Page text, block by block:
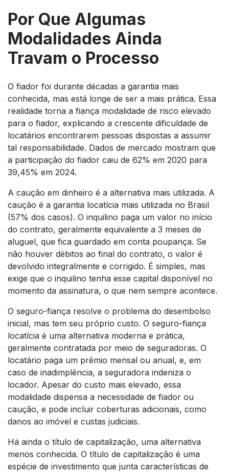
Por Que Algumas
Modalidades Ainda
Travam o Processo
O fiador foi durante décadas a garantia mais
conhecida, mas está longe de ser a mais prática. Essa
realidade torna a fiança modalidade de risco elevado
para o fiador, explicando a crescente dificuldade de
locatários encontrarem pessoas dispostas a assumir
tal responsabilidade. Dados de mercado mostram que
a participação do fiador caiu de 62% em 2020 para
39,45% em 2024.
A caução em dinheiro é a alternativa mais utilizada. A
caução é a garantia locatícia mais utilizada no Brasil
(57% dos casos). O inquilino paga um valor no início
do contrato, geralmente equivalente a 3 meses de
aluguel, que fica guardado em conta poupança. Se
não houver débitos ao final do contrato, o valor é
devolvido integralmente e corrigido. É simples, mas
exige que o inquilino tenha esse capital disponível no
momento da assinatura, o que nem sempre acontece.
O seguro-fiança resolve o problema do desembolso
inicial, mas tem seu próprio custo. O seguro-fiança
locatícia é uma alternativa moderna e prática,
geralmente contratada por meio de seguradoras. O
locatário paga um prêmio mensal ou anual, e, em
caso de inadimplência, a seguradora indeniza o
locador. Apesar do custo mais elevado, essa
modalidade dispensa a necessidade de fiador ou
caução, e pode incluir coberturas adicionais, como
danos ao imóvel e custas judiciais.
Há ainda o título de capitalização, uma alternativa
menos conhecida. O título de capitalização é uma
espécie de investimento que junta características de